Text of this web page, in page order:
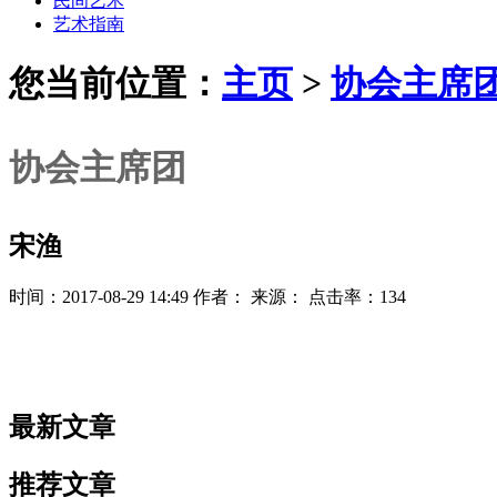
艺术指南
您当前位置： 主页 > 协会主席
协会主席团
宋渔
时间：2017-08-29 14:49 作者： 来源： 点击率：134
最新文章
推荐文章